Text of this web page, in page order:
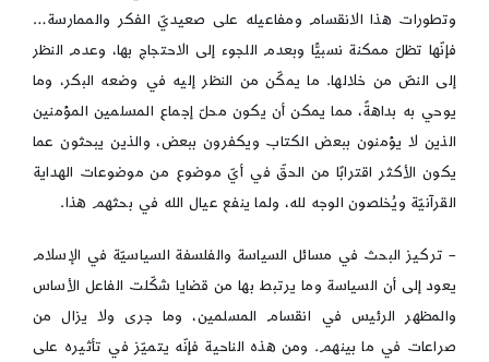
وتطورات هذا الانقسام ومفاعيله على صعيديّ الفكر والممارسة…
فإنّها تظلّ ممكنة نسبيًّا وبعدم اللجوء إلى الاحتجاج بها، وعدم النظر
إلى النصّ من خلالها. ما يمكّن من النظر إليه في وضعه البكر، وما
يوحي به بداهةً، مما يمكن أن يكون محلّ إجماع المسلمين المؤمنين
الذين لا يؤمنون ببعض الكتاب ويكفرون ببعض، والذين يبحثون عما
يكون الأكثر اقترابًا من الحقّ في أيّ موضوع من موضوعات الهداية
القرآنيّة ويُخلصون الوجه لله، ولما ينفع عيال الله في بحثهم هذا.
– تركيز البحث في مسائل السياسة والفلسفة السياسيّة في الإسلام
يعود إلى أن السياسة وما يرتبط بها من قضايا شكّلت الفاعل الأساس
والمظهر الرئيس في انقسام المسلمين، وما جرى ولا يزال من
صراعات في ما بينهم. ومن هذه الناحية فإنّه يتميّز في تأثيره على